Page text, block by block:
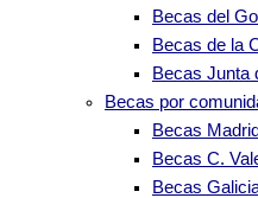
Becas del
Becas de la
Becas Junta
Becas por
Becas
Becas C.
Becas